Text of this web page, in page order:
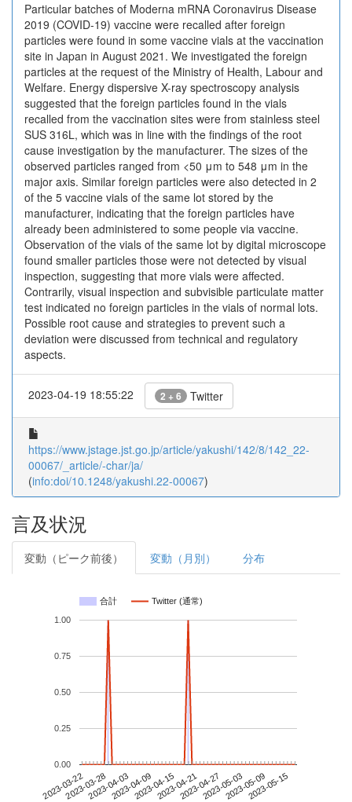
Particular batches of Moderna mRNA Coronavirus Disease
2019 (COVID-19) vaccine were recalled after foreign
particles were found in some vaccine vials at the vaccination
site in Japan in August 2021. We investigated the foreign
particles at the request of the Ministry of Health, Labour and
Welfare. Energy dispersive X-ray spectroscopy analysis
suggested that the foreign particles found in the vials
recalled from the vaccination sites were from stainless steel
SUS 316L, which was in line with the findings of the root
cause investigation by the manufacturer. The sizes of the
observed particles ranged from <50 μm to 548 μm in the
major axis. Similar foreign particles were also detected in 2
of the 5 vaccine vials of the same lot stored by the
manufacturer, indicating that the foreign particles have
already been administered to some people via vaccine.
Observation of the vials of the same lot by digital microscope
found smaller particles those were not detected by visual
inspection, suggesting that more vials were affected.
Contrarily, visual inspection and subvisible particulate matter
test indicated no foreign particles in the vials of normal lots.
Possible root cause and strategies to prevent such a
deviation were discussed from technical and regulatory
aspects.
2023-04-19 18:55:22 2 + 6 Twitter
https://www.jstage.jst.go.jp/article/yakushi/142/8/142_22-
00067/_article/-char/ja/
(info:doi/10.1248/yakushi.22-00067)
言及状況
変動（ピーク前後） 変動（月別） 分布
合計 Twitter (通常)
2023-03-222023-03-282023-04-032023-04-092023-04-152023-04-212023-04-272023-05-032023-05-092023-05-15
0.00
0.25
0.50
0.75
1.00